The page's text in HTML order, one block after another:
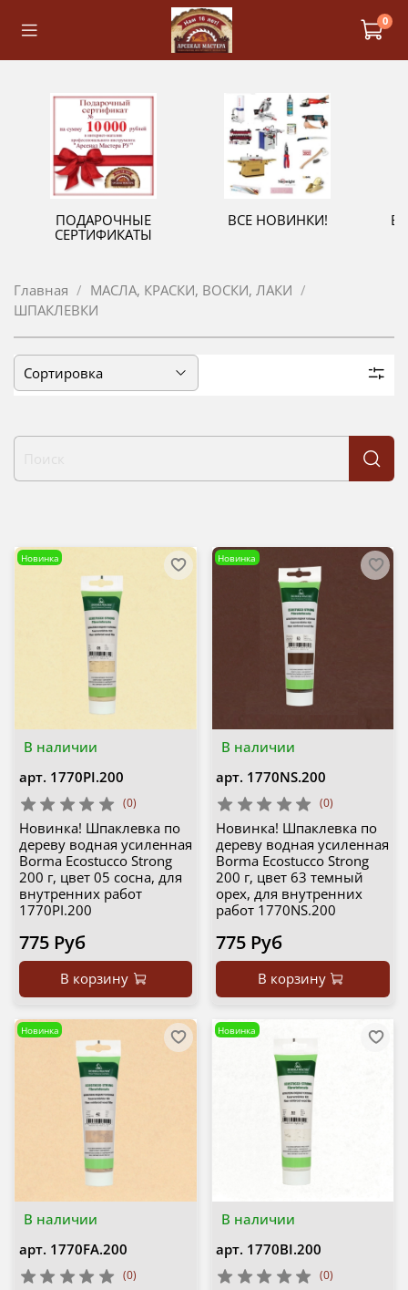
0
ПОДАРОЧНЫЕ
СЕРТИФИКАТЫ
ВСЕ НОВИНКИ!
Главная
МАСЛА, КРАСКИ, ВОСКИ, ЛАКИ
ШПАКЛЕВКИ
В наличии
Новинка
арт. 1770PI.200
(0)
Новинка! Шпаклевка по
дереву водная усиленная
Borma Ecostucco Strong
200 г, цвет 05 сосна, для
внутренних работ
1770PI.200
775 Руб
В корзину
В наличии
Новинка
арт. 1770NS.200
(0)
Новинка! Шпаклевка по
дереву водная усиленная
Borma Ecostucco Strong
200 г, цвет 63 темный
орех, для внутренних
работ 1770NS.200
775 Руб
В корзину
В наличии
Новинка
арт. 1770FA.200
(0)
В наличии
Новинка
арт. 1770BI.200
(0)